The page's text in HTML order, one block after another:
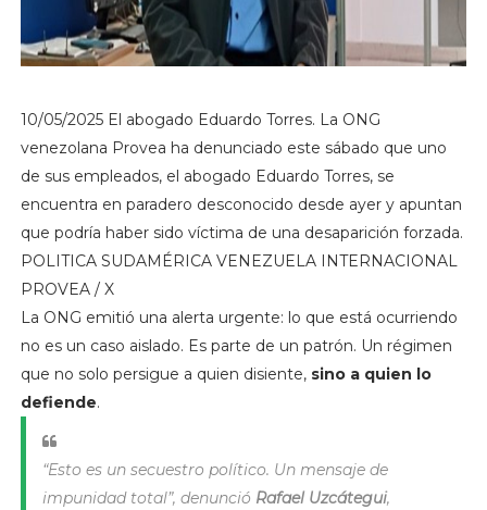
10/05/2025 El abogado Eduardo Torres. La ONG
venezolana Provea ha denunciado este sábado que uno
de sus empleados, el abogado Eduardo Torres, se
encuentra en paradero desconocido desde ayer y apuntan
que podría haber sido víctima de una desaparición forzada.
POLITICA SUDAMÉRICA VENEZUELA INTERNACIONAL
PROVEA / X
La ONG emitió una alerta urgente: lo que está ocurriendo
no es un caso aislado. Es parte de un patrón. Un régimen
que no solo persigue a quien disiente, sino a quien lo
defiende.
“Esto es un secuestro político. Un mensaje de
impunidad total”, denunció Rafael Uzcátegui,